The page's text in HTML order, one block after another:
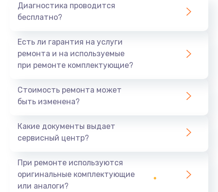
Диагностика проводится
бесплатно?
Есть ли гарантия на услуги
ремонта и на используемые
при ремонте комплектующие?
Стоимость ремонта может
быть изменена?
Какие документы выдает
сервисный центр?
При ремонте используются
оригинальные комплектующие
или аналоги?